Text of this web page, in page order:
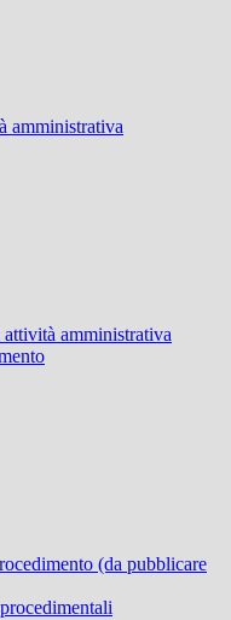
amministrativa
amministrativa
(da pubblicare